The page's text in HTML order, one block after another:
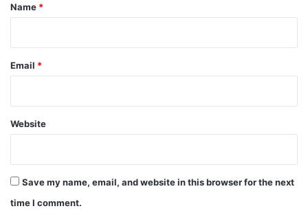
*
Name *
Email *
Website
Save my name, email, and website in this browser for the next
time I comment.